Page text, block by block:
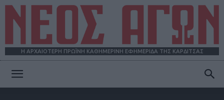
Η ΑΡΧΑΙΟΤΕΡΗ ΠΡΩΪΝΗ ΚΑΘΗΜΕΡΙΝΗ ΕΦΗΜΕΡΙΔΑ ΤΗΣ ΚΑΡΔΙΤΣΑΣ